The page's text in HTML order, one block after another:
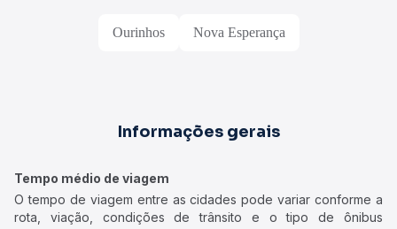
Ourinhos Nova Esperança
Informações gerais
Tempo médio de viagem
O tempo de viagem entre as cidades pode variar conforme a
rota, viação, condições de trânsito e o tipo de ônibus